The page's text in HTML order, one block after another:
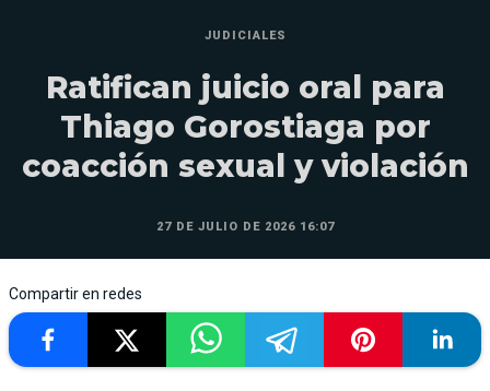
JUDICIALES
Ratifican juicio oral para
Thiago Gorostiaga por
coacción sexual y violación
27 DE JULIO DE 2026 16:07
Compartir en redes